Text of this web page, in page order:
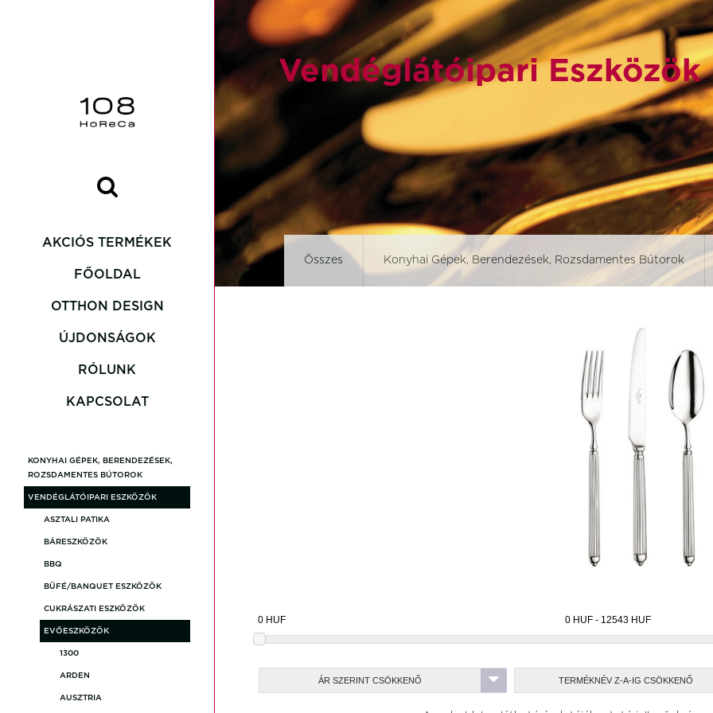
AKCIÓS TERMÉKEK
FŐOLDAL
OTTHON DESIGN
ÚJDONSÁGOK
RÓLUNK
KAPCSOLAT
KONYHAI GÉPEK, BERENDEZÉSEK,
ROZSDAMENTES BÚTOROK
VENDÉGLÁTÓIPARI ESZKÖZÖK
ASZTALI PATIKA
BÁRESZKÖZÖK
BBQ
BÜFÉ/BANQUET ESZKÖZÖK
CUKRÁSZATI ESZKÖZÖK
EVŐESZKÖZÖK
1300
ARDEN
AUSZTRIA
Vendéglátóipari Eszközök
Összes Konyhai Gépek, Berendezések, Rozsdamentes Bútorok
Craft
JP
Optimo
ÁR SZERINT CSÖKKENŐ TERMÉKNÉV Z-A-IG CSÖKKENŐ